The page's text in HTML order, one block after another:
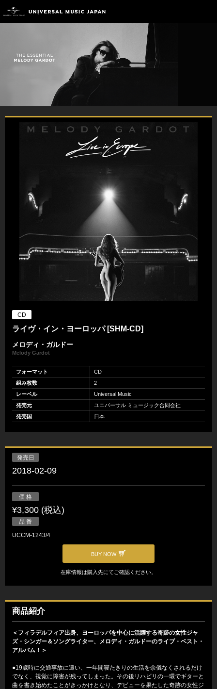
CD
ライヴ・イン・ヨーロッパ [SHM-CD]
メロディ・ガルドー
Melody Gardot
フォーマット
CD
組み枚数
2
レーベル
Universal Music
発売元
ユニバーサル ミュージック合同会社
発売国
日本
発売日
2018-02-09
価 格
¥3,300 (税込)
品 番
UCCM-1243/4
BUY NOW
在庫情報は購入先にてご確認ください。
商品紹介
＜フィラデルフィア出身、ヨーロッパを中心に活躍する奇跡の女性ジャ
ズ・シンガー＆ソングライター、メロディ・ガルドーのライブ・ベスト・
アルバム！＞
●19歳時に交通事故に遭い、一年間寝たきりの生活を余儀なくされるだけ
でなく、視覚に障害が残ってしまった。その後リハビリの一環でギターと
曲を書き始めたことがきっかけとなり、デビューを果たした奇跡の女性ジ